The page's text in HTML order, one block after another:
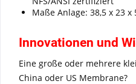
Maße Anlage: 38,5 x 23 x
Innovationen und
Eine große oder mehrere
China oder US Membrane?